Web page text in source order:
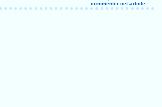
commenter cet article